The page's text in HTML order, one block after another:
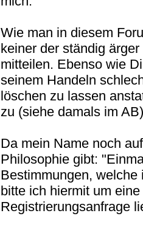
Wie man in diesem
keiner der ständig
mitteilen. Ebenso wie
seinem Handeln
löschen zu lassen
zu (siehe damals im
Da mein Name noch
Philosophie gibt:
Bestimmungen,
bitte ich hiermit um
Registrierungsanfrage